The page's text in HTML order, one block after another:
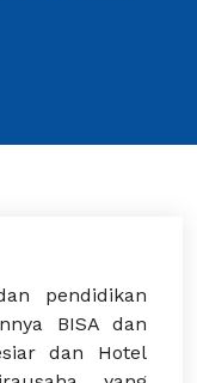
pendidikan
BISA dan
dan Hotel